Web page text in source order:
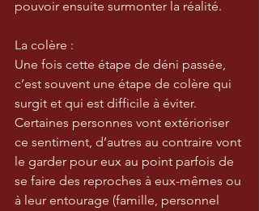
pouvoir ensuite surmonter la réalité.
La colère :
Une fois cette étape de déni passée,
c’est souvent une étape de colère qui
surgit et qui est difficile à éviter.
Certaines personnes vont extérioriser
ce sentiment, d’autres au contraire vont
le garder pour eux au point parfois de
se faire des reproches à eux-mêmes ou
à leur entourage (famille, personnel